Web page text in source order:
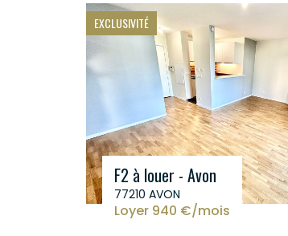
EXCLUSIVITÉ
F2 à louer - Avon
77210 AVON
Loyer 940 €/mois